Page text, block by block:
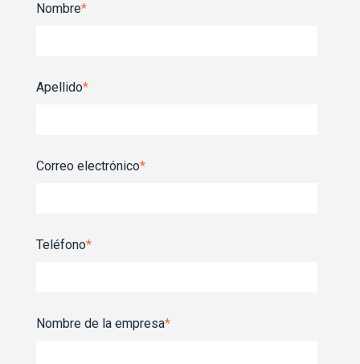
Nombre*
Apellido*
Correo electrónico*
Teléfono*
Nombre de la empresa*